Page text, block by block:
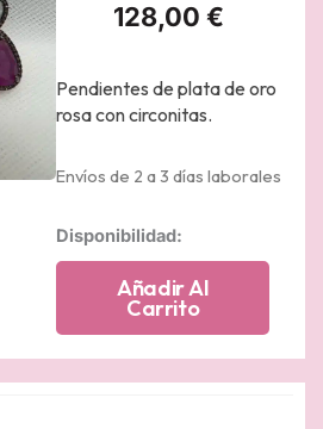
128,00 €
Pendientes de plata de oro
rosa con circonitas.
Envíos de 2 a 3 días laborales
Disponibilidad:
Pendientes
oro
Añadir Al
Carrito